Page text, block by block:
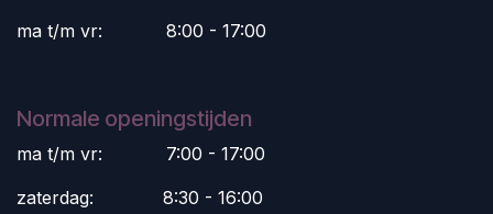
ma t/m vr:
​8:00 - 17:00
Normale openingstijden
ma t/m vr:
​7:00 - 17:00
zaterdag:
​8:30 - 16:00